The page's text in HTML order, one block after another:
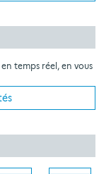
temps réel, en vous